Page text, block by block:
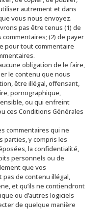
autrement et dans
vous nous envoyez.
pas être tenus (1) de
(2) de payer
pour tout commentaire
obligation de le faire,
le contenu que nous
être illégal, offensant,
pornographique,
ou qui enfreint
ces Conditions Générales
commentaires qui ne
parties, y compris les
la confidentialité,
personnels ou de
que vos
de contenu illégal,
et qu’ils ne contiendront
ou d’autres logiciels
de quelque manière